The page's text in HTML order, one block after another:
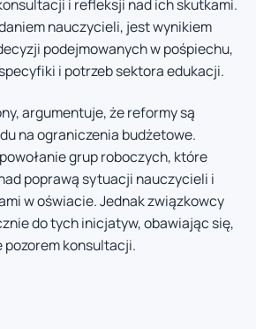
i refleksji nad ich skutkami.
nauczycieli, jest wynikiem
podejmowanych w pośpiechu,
i potrzeb sektora edukacji.
argumentuje, że reformy są
na ograniczenia budżetowe.
grup roboczych, które
poprawą sytuacji nauczycieli i
w oświacie. Jednak związkowcy
do tych inicjatyw, obawiając się,
pozorem konsultacji.